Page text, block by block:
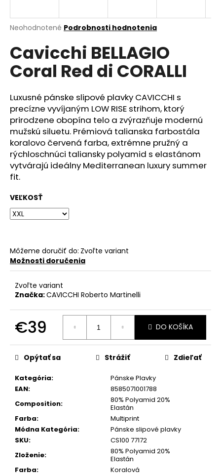
Priemerné
produktu
je
0,0
z
hviezdičiek.
Neohodnotené Podrobnosti hodnotenia
Cavicchi BELLAGIO
Coral Red di CORALLI
Luxusné pánske slipové plavky CAVICCHI s
precízne vyvíjaným LOW RISE strihom, ktorý
prirodzene obopína telo a zvýrazňuje modernú
mužskú siluetu. Prémiová talianska farbostála
koralovo červená farba, extrémne pružný a
rýchloschnúci taliansky polyamid s elastánom
vytvárajú ideálny Mediterranean luxury summer
fit.
VEĽKOSŤ
Môžeme doručiť do: Zvoľte variant
Možnosti doručenia
Zvoľte variant
Značka:CAVICCHI Roberto Martinelli
€39
cena:
DO KOŠÍKA
Kategória:
Pánske Plavky
EAN:
8585071001788
Composition:
80% Polyamid 20%
Elastán
Farba:
Multiprint
Módna Kategória:
Pánske slipové plavky
SKU:
CS100 77172
Zloženie:
80% Polyamid 20%
Elastán
Farba: Koralová
Opýtať sa Strážiť Zdieľať
j
ť
?
HĽADAŤ
O
d
p
r
ú
č
m
e